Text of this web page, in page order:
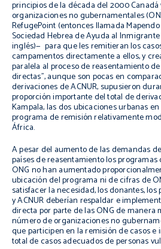
principios de la década del 2000 Canadá
organizaciones no gubernamentales
RefugePoint (entonces llamada
Sociedad Hebrea de Ayuda al Inmigrante
inglés)— para que les remitieran los
campamentos directamente a ellos, y
paralela al proceso de reasentamiento de
directas”, aunque son pocas en
derivaciones de ACNUR, supusieron
proporción importante del total de
Kampala, las dos ubicaciones urbanas
programa de remisión relativamente
África.
A pesar del aumento de las demandas
países de reasentamiento los
ONG no han aumentado
ubicación del programa ni de cifras de
satisfacer la necesidad, los donantes,
y ACNUR deberían respaldar e
directa por parte de las ONG de manera
número de organizaciones no
que participen en la remisión de casos
total de casos adecuados de personas